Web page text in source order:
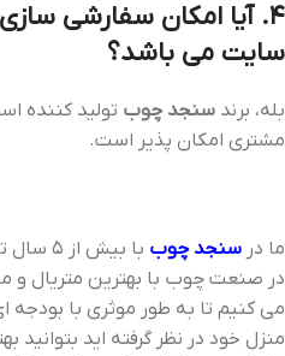
4. آیا امکان سفارشی
سایت می باشد؟
بله، برند سنجد چوب تولید کننده
مشتری امکان پذیر است.
ما در سنجد چوب
با بیش
در صنعت چوب با بهترین متریال
می کنیم تا به طور موثری با بودجه
منزل خود در نظر گرفته اید بتوانید